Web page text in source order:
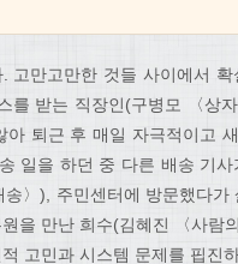
고만고만한 것들 사이에서
를 받는 직장인(구병모 〈상
퇴근 후 매일 자극적이고
일을 하던 중 다른 배송 기
〉), 주민센터에 방문했다가
을 만난 희수(김혜진 〈사람
고민과 시스템 문제를 핍진